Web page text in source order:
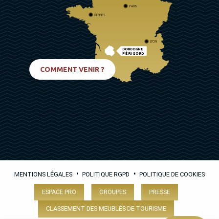
DORDOGNE
PÉRIGORD
PARIS
RENNES
LYON
COMMENT VENIR ?
MENTIONS LÉGALES • POLITIQUE RGPD • POLITIQUE DE COOKIES
ESPACE PRO GROUPES PRESSE
CLASSEMENT DES MEUBLÉS DE TOURISME